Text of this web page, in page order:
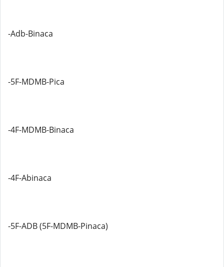
-Adb-Binaca
-5F-MDMB-Pica
-4F-MDMB-Binaca
-4F-Abinaca
-5F-ADB (5F-MDMB-Pinaca)